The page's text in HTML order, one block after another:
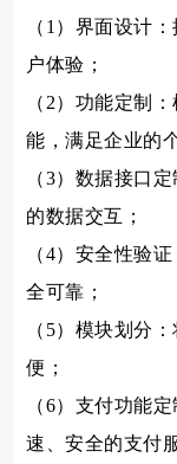
（1）界面设计
户体验；
（2）功能定制
能，满足企业的
（3）数据接口
的数据交互；
（4）安全性验
全可靠；
（5）模块划分
便；
（6）支付功能
速、安全的支付